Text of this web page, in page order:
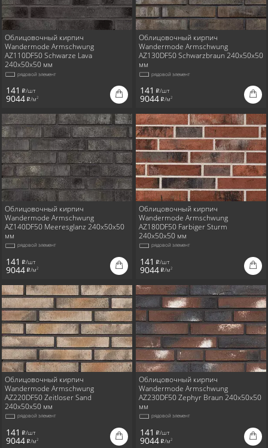
Облицовочный кирпич
Wandermode Armschwung
AZ110DF50 Schwarze Lava
240x50x50 мм
рядовой элемент
141 i/шт
9044 i/м2
Облицовочный кирпич
Wandermode Armschwung
AZ130DF50 Schwarzbraun 240x50x50
мм
рядовой элемент
141 i/шт
9044 i/м2
Облицовочный кирпич
Wandermode Armschwung
AZ140DF50 Meeresglanz 240x50x50
мм
рядовой элемент
141 i/шт
9044 i/м2
Облицовочный кирпич
Wandermode Armschwung
AZ180DF50 Farbiger Sturm
240x50x50 мм
рядовой элемент
141 i/шт
9044 i/м2
Облицовочный кирпич
Wandermode Armschwung
AZ220DF50 Zeitloser Sand
240x50x50 мм
рядовой элемент
141 i/шт
9044 i/м2
Облицовочный кирпич
Wandermode Armschwung
AZ230DF50 Zephyr Braun 240x50x50
мм
рядовой элемент
141 i/шт
9044 i/м2